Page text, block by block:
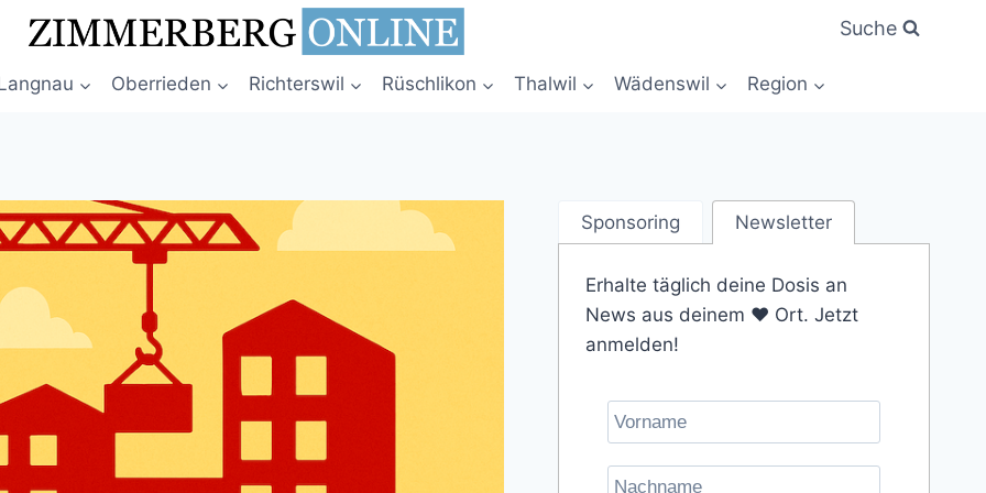
Suche
Oberrieden Richterswil Rüschlikon Thalwil Wädenswil Region
Sponsoring Newsletter
Erhalte täglich deine Dosis an
News aus deinem ❤️ Ort. Jetzt
anmelden!